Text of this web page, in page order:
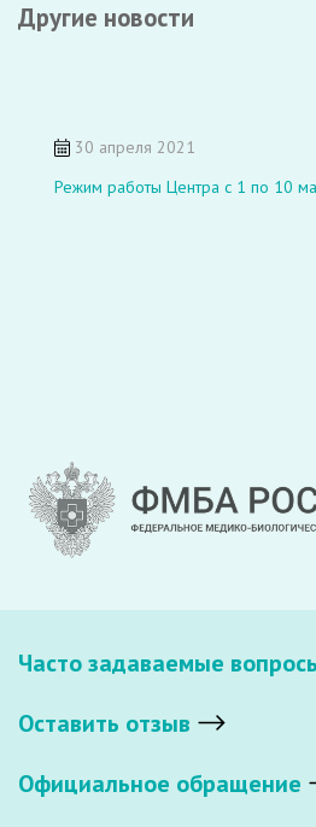
Другие новости
30 апреля 2021
Режим работы Центра с 1 по 10
Часто задаваемые
Оставить отзыв
Официальное обращение